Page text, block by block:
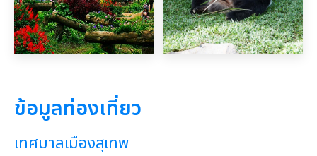
ข้อมูลท่องเที่ยว
เทศบาลเมืองสุเทพ